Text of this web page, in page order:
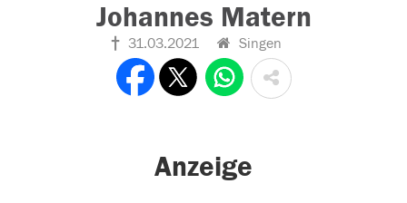
Johannes Matern
31.03.2021 Singen
Anzeige